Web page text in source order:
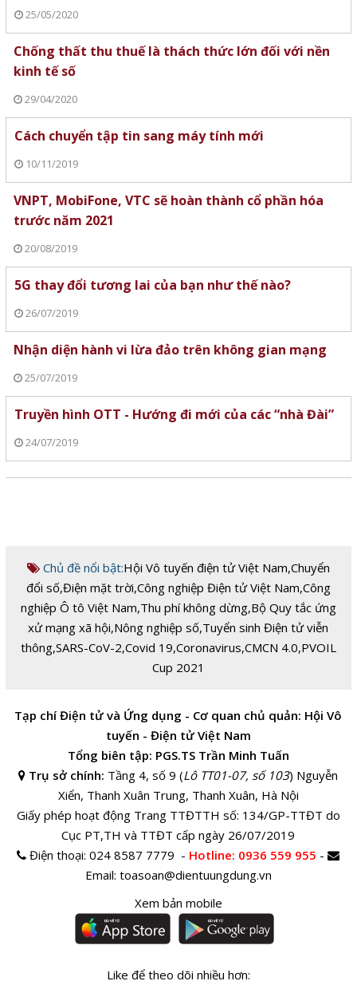
25/05/2020
Chống thất thu thuế là thách thức lớn đối với nền
kinh tế số
29/04/2020
Cách chuyển tập tin sang máy tính mới
10/11/2019
VNPT, MobiFone, VTC sẽ hoàn thành cổ phần hóa
trước năm 2021
20/08/2019
5G thay đổi tương lai của bạn như thế nào?
26/07/2019
Nhận diện hành vi lừa đảo trên không gian mạng
25/07/2019
Truyền hình OTT - Hướng đi mới của các “nhà Đài”
24/07/2019
Chủ đề nổi bật:Hội Vô tuyến điện tử Việt Nam,Chuyển
đổi số,Điện mặt trời,Công nghiệp Điện tử Việt Nam,Công
nghiệp Ô tô Việt Nam,Thu phí không dừng,Bộ Quy tắc ứng
xử mạng xã hội,Nông nghiệp số,Tuyển sinh Điện tử viễn
thông,SARS-CoV-2,Covid 19,Coronavirus,CMCN 4.0,PVOIL
Cup 2021
Tạp chí Điện tử và Ứng dụng - Cơ quan chủ quản: Hội Vô
tuyến - Điện tử Việt Nam
Tổng biên tập: PGS.TS Trần Minh Tuấn
Trụ sở chính: Tầng 4, số 9 (Lô TT01-07, số 103) Nguyễn
Xiển, Thanh Xuân Trung, Thanh Xuân, Hà Nội
Giấy phép hoạt động Trang TTĐTTH số: 134/GP-TTĐT do
Cục PT,TH và TTĐT cấp ngày 26/07/2019
Điện thoại:024 8587 7779 - Hotline: 0936 559 955 -
Email: toasoan@dientuungdung.vn
Xem bản mobile
Like để theo dõi nhiều hơn: